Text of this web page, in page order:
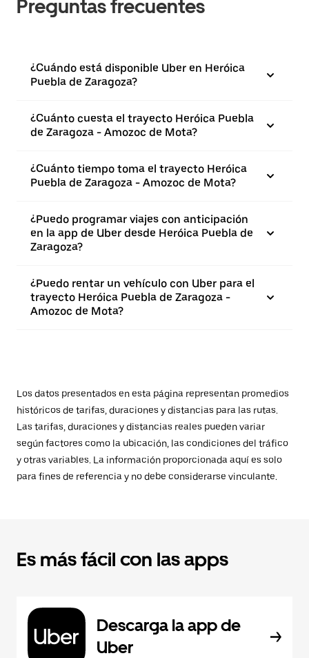
Preguntas frecuentes
¿Cuándo está disponible Uber en Heróica
Puebla de Zaragoza?
¿Cuánto cuesta el trayecto Heróica Puebla
de Zaragoza - Amozoc de Mota?
¿Cuánto tiempo toma el trayecto Heróica
Puebla de Zaragoza - Amozoc de Mota?
¿Puedo programar viajes con anticipación
en la app de Uber desde Heróica Puebla de
Zaragoza?
¿Puedo rentar un vehículo con Uber para el
trayecto Heróica Puebla de Zaragoza -
Amozoc de Mota?
Los datos presentados en esta página representan promedios
históricos de tarifas, duraciones y distancias para las rutas.
Las tarifas, duraciones y distancias reales pueden variar
según factores como la ubicación, las condiciones del tráfico
y otras variables. La información proporcionada aquí es solo
para fines de referencia y no debe considerarse vinculante.
Es más fácil con las apps
Descarga la app de
Uber